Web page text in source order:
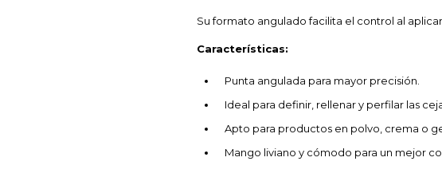
Su formato angulado facilita el control al
Características:
Punta angulada para mayor precisión.
Ideal para definir, rellenar y perfilar las
Apto para productos en polvo, crema o
Mango liviano y cómodo para un mejor